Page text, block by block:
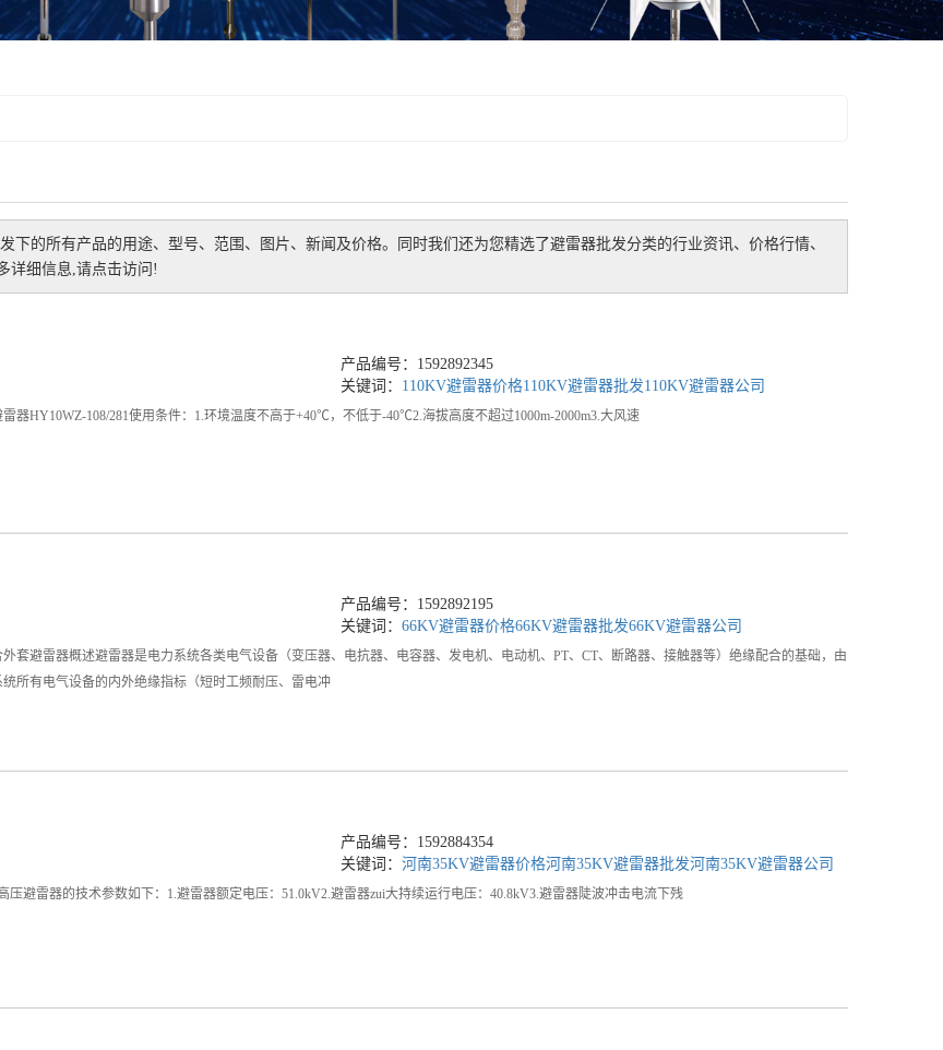
下的所有产品的用途、型号、范围、图片、新闻及价格。同时我们还为您精选了避雷器批发分类的行业资讯、价格行情、
详细信息,请点击访问!
产品编号：1592892345
关键词： 110KV避雷器价格110KV避雷器批发110KV避雷器公司
器HY10WZ-108/281使用条件：1.环境温度不高于+40℃，不低于-40℃2.海拔高度不超过1000m-2000m3.大风速
产品编号：1592892195
关键词： 66KV避雷器价格66KV避雷器批发66KV避雷器公司
套避雷器概述避雷器是电力系统各类电气设备（变压器、电抗器、电容器、发电机、电动机、PT、CT、断路器、接触器等）绝缘配合的基础，由
所有电气设备的内外绝缘指标（短时工频耐压、雷电冲
产品编号：1592884354
关键词： 河南35KV避雷器价格河南35KV避雷器批发河南35KV避雷器公司
压避雷器的技术参数如下：1.避雷器额定电压：51.0kV2.避雷器zui大持续运行电压：40.8kV3.避雷器陡波冲击电流下残